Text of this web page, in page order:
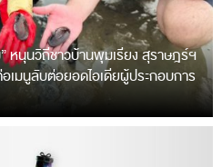
หนุนวิถีชาวบ้านพุมเรียง สุราษฎร์ฯ
เมนูลับต่อยอดไอเดียผู้ประกอบการ